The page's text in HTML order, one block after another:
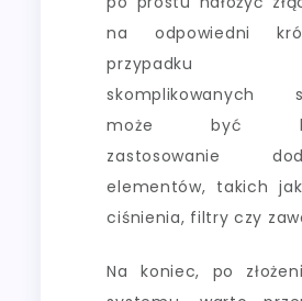
na odpowiedni
przypadku
skomplikowanych
może być
zastosowanie
elementów, takich
ciśnienia, filtry czy
Na koniec, po